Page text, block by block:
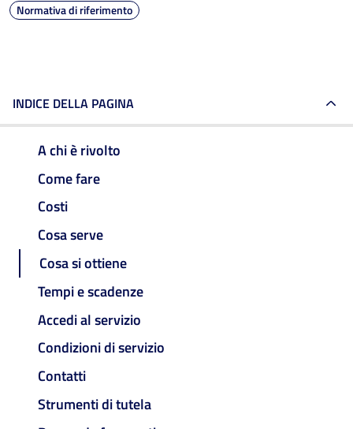
Normativa di riferimento
INDICE DELLA PAGINA
A chi è rivolto
Come fare
Costi
Cosa serve
Cosa si ottiene
Tempi e scadenze
Accedi al servizio
Condizioni di servizio
Contatti
Strumenti di tutela